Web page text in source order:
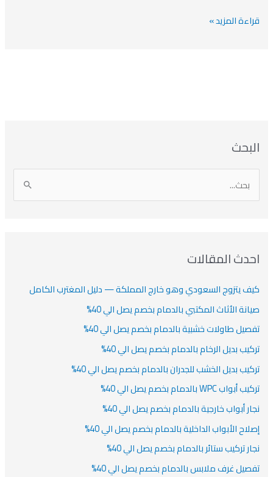
قراءة المزيد »
البحث
ل
ث
ن
:
احدث المقالات
كيف يتزوج السعودي وهو خارج المملكة — دليل المغترب الكامل
صيانة الأثاث المكتبي بالدمام بخصم يصل الي 40%
تفصيل طاولات خشبية بالدمام بخصم يصل الي 40%
تركيب بديل الرخام بالدمام بخصم يصل الي 40%
تركيب بديل الخشب للجدران بالدمام بخصم يصل الي 40%
تركيب أبواب WPC بالدمام بخصم يصل الي 40%
نجار أبواب خارجية بالدمام بخصم يصل الي 40%
إصلاح الأبواب الداخلية بالدمام بخصم يصل الي 40%
نجار تركيب ستائر بالدمام بخصم يصل الي 40%
تفصيل غرف ملابس بالدمام بخصم يصل الي 40%
ل
ش
ص
ف
ل
ش
ل
ن
ا